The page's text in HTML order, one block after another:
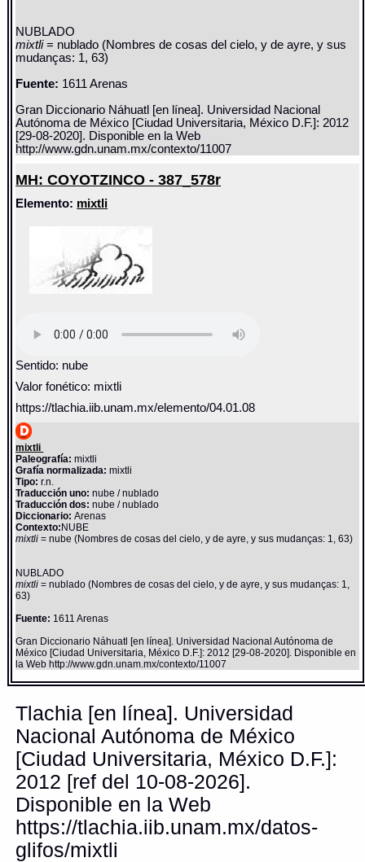
NUBLADO
mixtli= nublado (Nombres de cosas del cielo, y de ayre, y sus
mudanças: 1, 63)
Fuente: 1611 Arenas
Gran Diccionario Náhuatl [en línea]. Universidad Nacional
Autónoma de México [Ciudad Universitaria, México D.F.]: 2012
[29-08-2020]. Disponible en la Web
http://www.gdn.unam.mx/contexto/11007
MH: COYOTZINCO - 387_578r
Elemento: mixtli
Sentido: nube
Valor fonético: mixtli
https://tlachia.iib.unam.mx/elemento/04.01.08
mixtli
Paleografía: mixtli
Grafía normalizada: mixtli
Tipo: r.n.
Traducción uno: nube / nublado
Traducción dos: nube / nublado
Diccionario:Arenas
Contexto:NUBE
mixtli= nube (Nombres de cosas del cielo, y de ayre, y sus mudanças: 1, 63)
NUBLADO
mixtli= nublado (Nombres de cosas del cielo, y de ayre, y sus mudanças: 1,
63)
Fuente: 1611 Arenas
Gran Diccionario Náhuatl [en línea]. Universidad Nacional Autónoma de
México [Ciudad Universitaria, México D.F.]: 2012 [29-08-2020]. Disponible en
la Web http://www.gdn.unam.mx/contexto/11007
Tlachia [en línea]. Universidad
Nacional Autónoma de México
[Ciudad Universitaria, México D.F.]:
2012 [ref del 10-08-2026].
Disponible en la Web
https://tlachia.iib.unam.mx/datos-
glifos/mixtli